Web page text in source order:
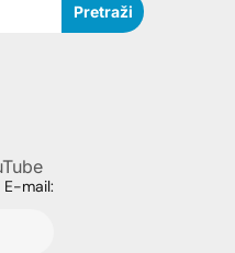
Pretraži
E-mail: